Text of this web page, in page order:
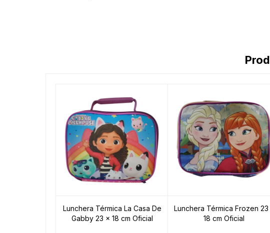
Lunchera Térmica La Casa De
Gabby 23 x 18 cm Oficial
Lunchera Térmica Frozen 23
18 cm Oficial